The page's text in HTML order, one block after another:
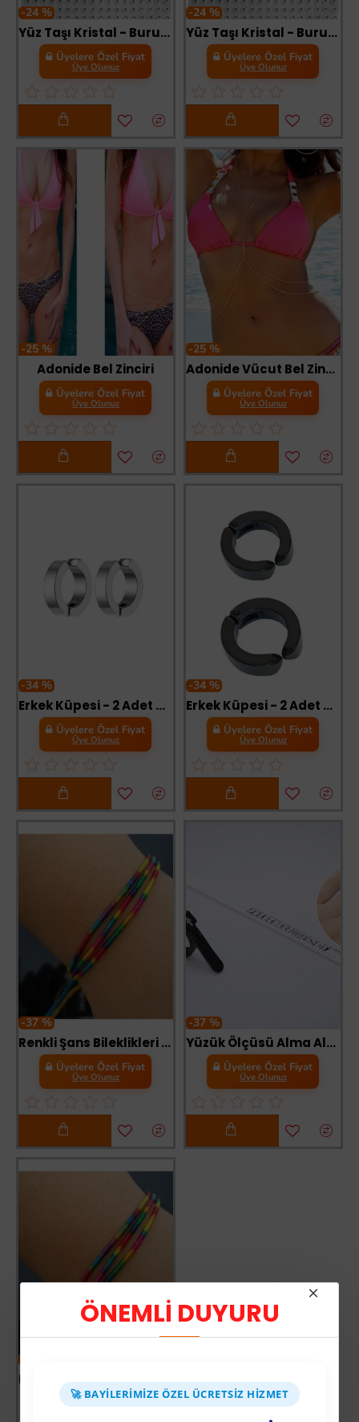
ÖNEMLİ DUYURU
🚀 BAYILERIMIZE ÖZEL ÜCRETSIZ HIZMET
-24 %
Yüz Taşı Kristal - Burun, Vücut Taşı, Tattoo Makyaj Taşı, Yapışkanlı, 12 Adet
Üyelere Özel Fiyat
Üye Olunuz
-24 %
Yüz Taşı Kristal - Burun, Vücut Taşı, Tattoo Makyaj Taşı, Yapışkanlı, 24 Adet
Üyelere Özel Fiyat
Üye Olunuz
-25 %
Adonide Bel Zinciri
Üyelere Özel Fiyat
Üye Olunuz
-25 %
Adonide Vücut Bel Zinciri
Üyelere Özel Fiyat
Üye Olunuz
-34 %
Erkek Küpesi - 2 Adet Çelik Kıstırmalı Küpe Paslanmaz Atmaz Çelik Gümüş Renk Küpe
Üyelere Özel Fiyat
Üye Olunuz
-34 %
Erkek Küpesi - 2 Adet Siyah Çelik Kıstırmalı Küpe Paslanmaz Atmaz Çelik Siyah Küpe
Üyelere Özel Fiyat
Üye Olunuz
-37 %
Renkli Şans Bileklikleri ( 6 Adet )
Üyelere Özel Fiyat
Üye Olunuz
-37 %
Yüzük Ölçüsü Alma Aleti Parmak Yüzük Ölçer Aparatı Ring Sizer Yüzük Ölçme Ölçü Seti - 2 Adet
Üyelere Özel Fiyat
Üye Olunuz
Renkli Şans Bileklikleri - 1 Kartela - ( 65 Adet )
Üyelere Özel Fiyat